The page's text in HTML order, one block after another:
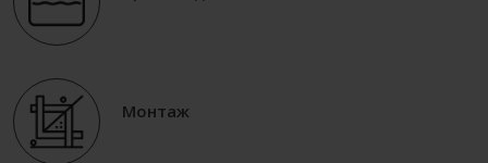
Монтаж